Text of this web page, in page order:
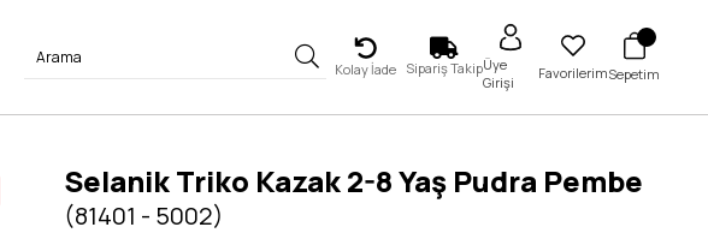
Kolay İade Sipariş TakipÜye
Girişi
FavorilerimSepetim
Selanik Triko Kazak 2-8 Yaş Pudra Pembe
(81401 - 5002)